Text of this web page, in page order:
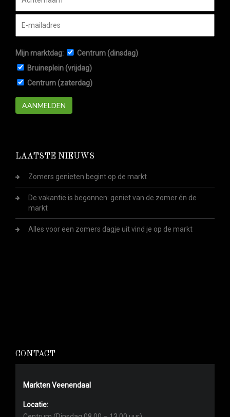
Mijn marktdag:
Centrum (dinsdag)
Bruineplein (vrijdag)
Centrum (zaterdag)
AANMELDEN
LAATSTE NIEUWS
Zomers genieten begint op de markt
De vakantie is begonnen: geniet van de zomer én de
markt
Alles voor een zomers dagje uit vind je op de markt
CONTACT
Markten Veenendaal
Locatie: